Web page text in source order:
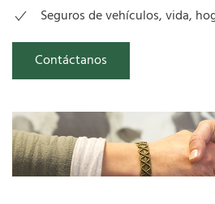
Seguros de vehículos, vida,
Contáctanos